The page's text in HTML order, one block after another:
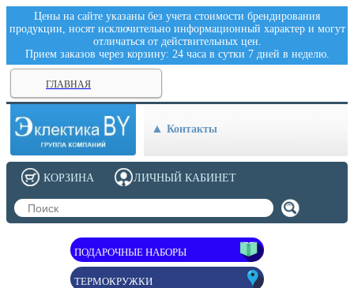
Цены на сайте указаны без учета стоимости брендирования
продукции, носят исключительно информационный характер и могут
отличаться от действительных цен.
Прием заказов через корзину: 24 часа в сутки 7 дней в неделю.
ГЛАВНАЯ
Контакты
ПОДАРОЧНЫЕ НАБОРЫ
ТЕРМОКРУЖКИ
ЛИЧНЫЙ КАБИНЕТ
КОРЗИНА